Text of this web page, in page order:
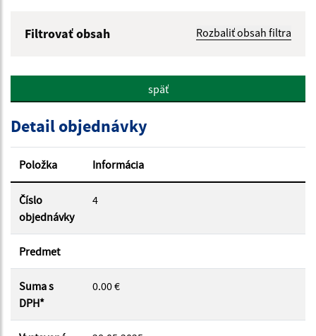
Filtrovať obsah
Rozbaliť obsah filtra
Hľadať v:
Typ dátumu:
Dátum od:
Dátum do:
Suma od:
späť
Detail objednávky
Položka Informácia
Číslo
objednávky
4
Predmet
Suma s
DPH*
0.00 €